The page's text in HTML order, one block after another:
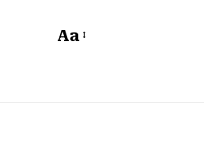
Aa